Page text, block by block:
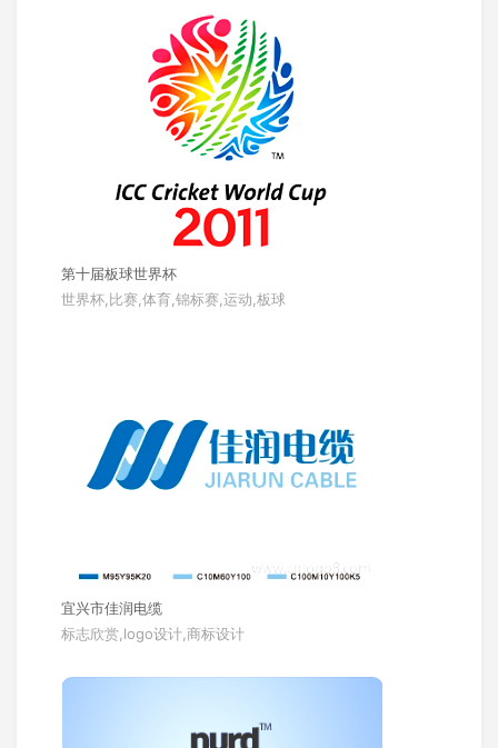
第十届板球世界杯
世界杯,比赛,体育,锦标赛,运动,板球
宜兴市佳润电缆
标志欣赏,logo设计,商标设计